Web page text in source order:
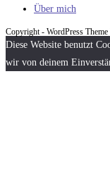
Über mich
Copyright - WordPress
Diese Website benutzt
wir von deinem